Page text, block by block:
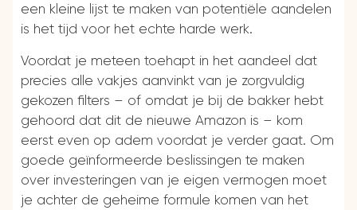
een kleine lijst te maken van potentiële aandelen
is het tijd voor het echte harde werk.
Voordat je meteen toehapt in het aandeel dat
precies alle vakjes aanvinkt van je zorgvuldig
gekozen filters – of omdat je bij de bakker hebt
gehoord dat dit de nieuwe Amazon is – kom
eerst even op adem voordat je verder gaat. Om
goede geïnformeerde beslissingen te maken
over investeringen van je eigen vermogen moet
je achter de geheime formule komen van het